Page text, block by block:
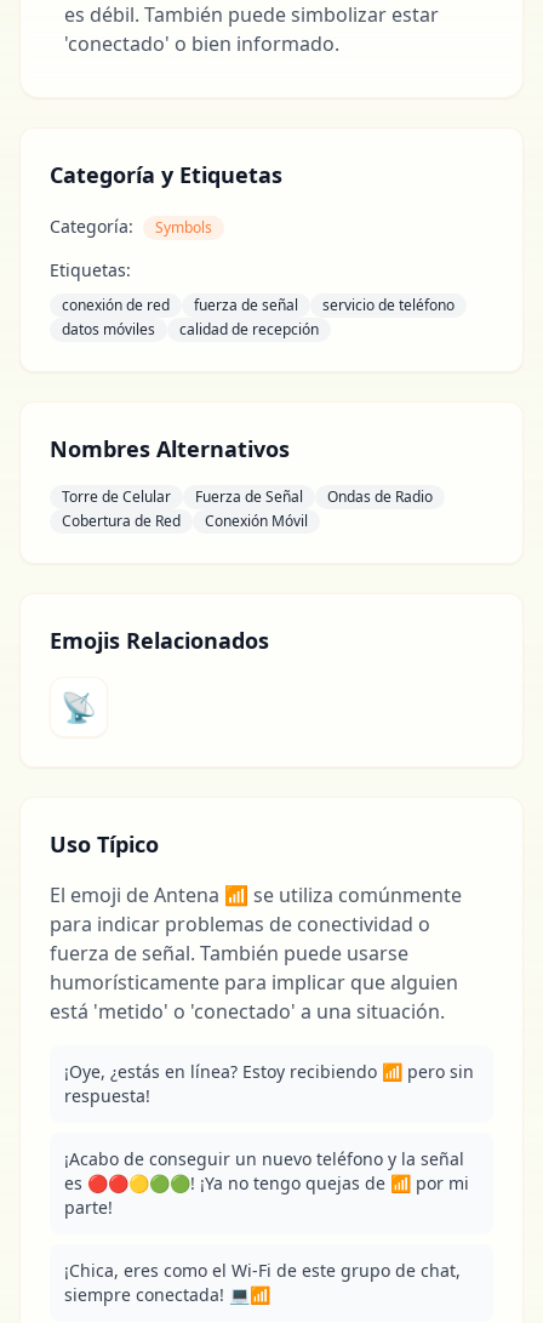
es débil. También puede simbolizar estar
'conectado' o bien informado.
Categoría y Etiquetas
Categoría: Symbols
Etiquetas:
conexión de red fuerza de señal
servicio de teléfono
datos móviles
calidad de recepción
Nombres Alternativos
Torre de Celular Fuerza de Señal
Ondas de Radio
Cobertura de Red
Conexión Móvil
Emojis Relacionados
📡
Uso Típico
El emoji de Antena 📶 se utiliza comúnmente
para indicar problemas de conectividad o
fuerza de señal. También puede usarse
humorísticamente para implicar que alguien
está 'metido' o 'conectado' a una situación.
¡Oye, ¿estás en línea? Estoy recibiendo 📶 pero sin
respuesta!
¡Acabo de conseguir un nuevo teléfono y la señal
es 🔴🔴🟡🟢🟢! ¡Ya no tengo quejas de 📶 por mi
parte!
¡Chica, eres como el Wi-Fi de este grupo de chat,
siempre conectada! 💻📶